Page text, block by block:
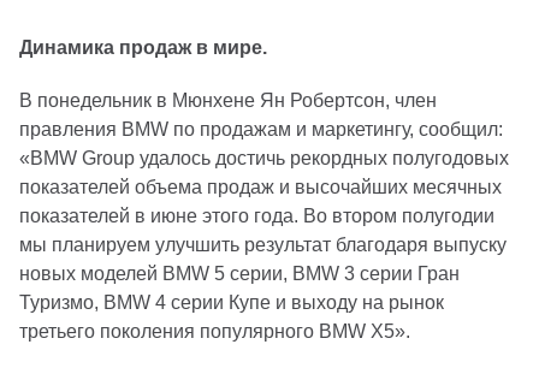
Динамика продаж в мире.
В понедельник в Мюнхене Ян Робертсон, член
правления BMW по продажам и маркетингу, сообщил:
«BMW Group удалось достичь рекордных полугодовых
показателей объема продаж и высочайших месячных
показателей в июне этого года. Во втором полугодии
мы планируем улучшить результат благодаря выпуску
новых моделей BMW 5 серии, BMW 3 серии Гран
Туризмо, BMW 4 серии Купе и выходу на рынок
третьего поколения популярного BMW X5».